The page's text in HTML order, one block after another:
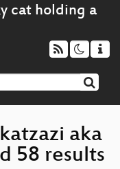
aka
58 results